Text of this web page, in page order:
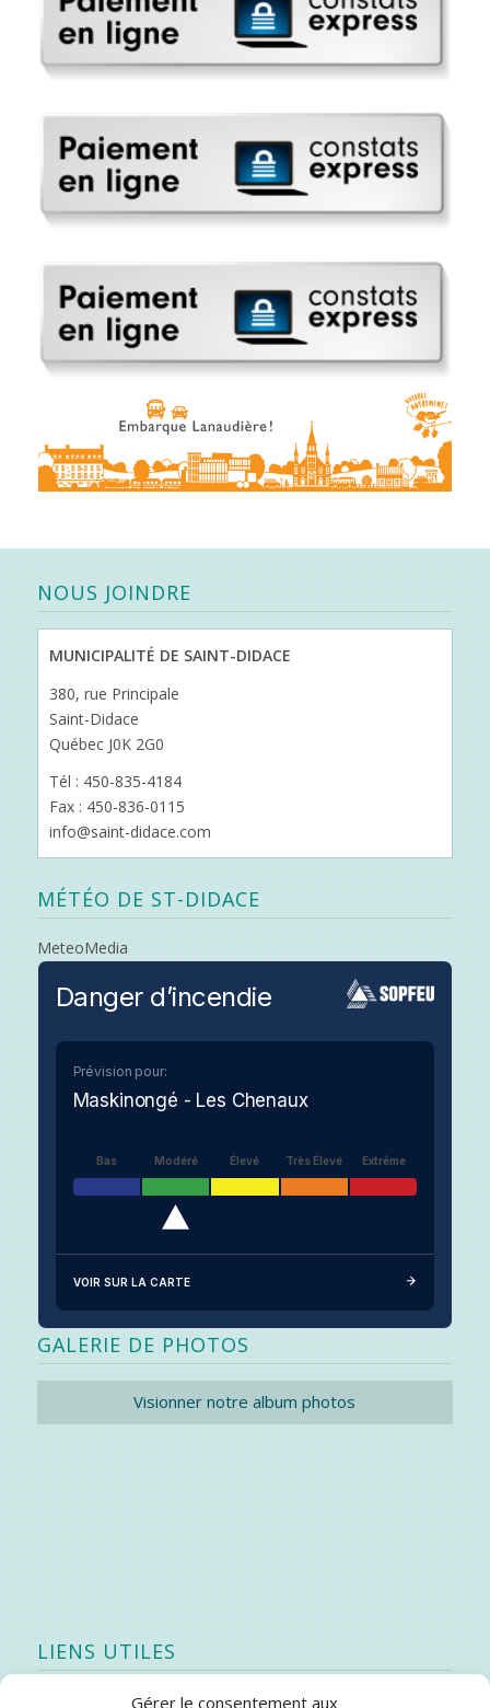
Gérer le consentement aux
NOUS JOINDRE
MUNICIPALITÉ DE SAINT-DIDACE
380, rue Principale
Saint-Didace
Québec J0K 2G0
Tél : 450-835-4184
Fax : 450-836-0115
info@saint-didace.com
MÉTÉO DE ST-DIDACE
MeteoMedia
Danger d’incendie
Prévision pour:
Maskinongé - Les Chenaux
Bas Modéré Élevé Très Élevé Extrême
VOIR SUR LA CARTE
GALERIE DE PHOTOS
Visionner notre album photos
LIENS UTILES
Quoi de neuf